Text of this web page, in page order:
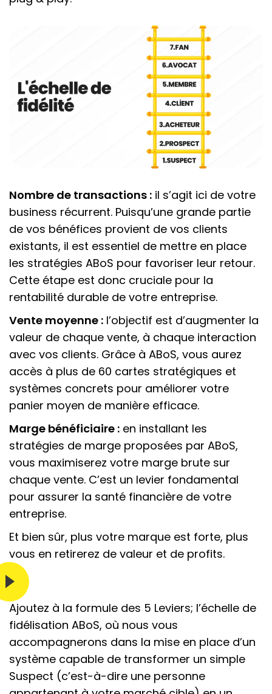
Nombre de transactions : il s’agit ici de votre
business récurrent. Puisqu’une grande partie
de vos bénéfices provient de vos clients
existants, il est essentiel de mettre en place
les stratégies ABoS pour favoriser leur retour.
Cette étape est donc cruciale pour la
rentabilité durable de votre entreprise.
Vente moyenne : l’objectif est d’augmenter la
valeur de chaque vente, à chaque interaction
avec vos clients. Grâce à ABoS, vous aurez
accès à plus de 60 cartes stratégiques et
systèmes concrets pour améliorer votre
panier moyen de manière efficace.
Marge bénéficiaire : en installant les
stratégies de marge proposées par ABoS,
vous maximiserez votre marge brute sur
chaque vente. C’est un levier fondamental
pour assurer la santé financière de votre
entreprise.
Et bien sûr, plus votre marque est forte, plus
vous en retirerez de valeur et de profits.
Ajoutez à la formule des 5 Leviers; l’échelle de
fidélisation ABoS, où nous vous
accompagnerons dans la mise en place d’un
système capable de transformer un simple
Suspect (c’est-à-dire une personne